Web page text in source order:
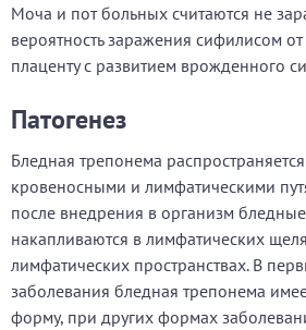
Моча и пот больных считаются не
вероятность заражения сифилисом
плаценту с развитием врожденного
Патогенез
Бледная трепонема
кровеносными и лимфатическими
после внедрения в организм
накапливаются в лимфатических
лимфатических пространствах. В
заболевания бледная трепонема
форму, при других формах